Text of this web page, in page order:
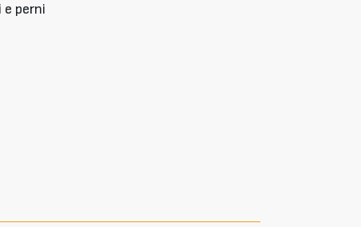
perni